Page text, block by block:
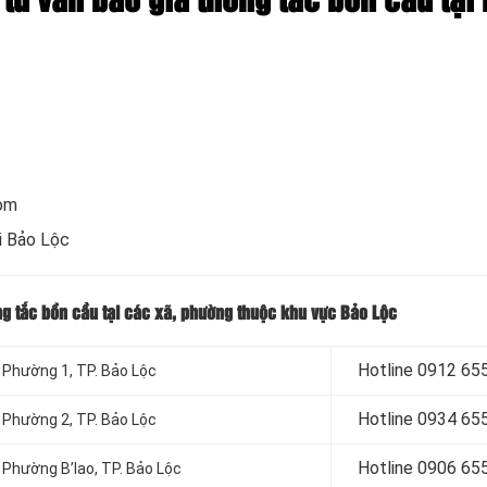
Lộc
tắc bồn cầu tại các xã, phường thuộc khu vực Bảo Lộc
1, TP. Bảo Lộc Hotline 0912
2, TP. Bảo Lộc Hotline 0934
B’lao, TP. Bảo Lộc Hotline 0906